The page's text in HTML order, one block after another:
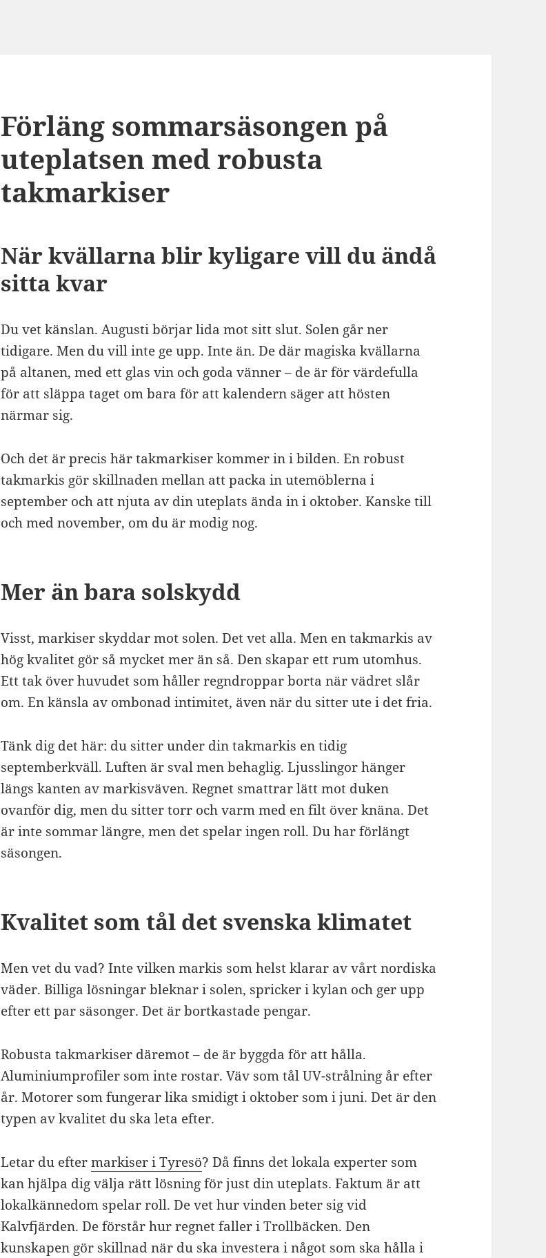
Förläng sommarsäsongen på
uteplatsen med robusta
takmarkiser
När kvällarna blir kyligare vill du ändå
sitta kvar
Du vet känslan. Augusti börjar lida mot sitt slut. Solen går ner
tidigare. Men du vill inte ge upp. Inte än. De där magiska kvällarna
på altanen, med ett glas vin och goda vänner – de är för värdefulla
för att släppa taget om bara för att kalendern säger att hösten
närmar sig.
Och det är precis här takmarkiser kommer in i bilden. En robust
takmarkis gör skillnaden mellan att packa in utemöblerna i
september och att njuta av din uteplats ända in i oktober. Kanske till
och med november, om du är modig nog.
Mer än bara solskydd
Visst, markiser skyddar mot solen. Det vet alla. Men en takmarkis av
hög kvalitet gör så mycket mer än så. Den skapar ett rum utomhus.
Ett tak över huvudet som håller regndroppar borta när vädret slår
om. En känsla av ombonad intimitet, även när du sitter ute i det fria.
Tänk dig det här: du sitter under din takmarkis en tidig
septemberkväll. Luften är sval men behaglig. Ljusslingor hänger
längs kanten av markisväven. Regnet smattrar lätt mot duken
ovanför dig, men du sitter torr och varm med en filt över knäna. Det
är inte sommar längre, men det spelar ingen roll. Du har förlängt
säsongen.
Kvalitet som tål det svenska klimatet
Men vet du vad? Inte vilken markis som helst klarar av vårt nordiska
väder. Billiga lösningar bleknar i solen, spricker i kylan och ger upp
efter ett par säsonger. Det är bortkastade pengar.
Robusta takmarkiser däremot – de är byggda för att hålla.
Aluminiumprofiler som inte rostar. Väv som tål UV-strålning år efter
år. Motorer som fungerar lika smidigt i oktober som i juni. Det är den
typen av kvalitet du ska leta efter.
Letar du eftermarkiser i Tyresö? Då finns det lokala experter som
kan hjälpa dig välja rätt lösning för just din uteplats. Faktum är att
lokalkännedom spelar roll. De vet hur vinden beter sig vid
Kalvfjärden. De förstår hur regnet faller i Trollbäcken. Den
kunskapen gör skillnad när du ska investera i något som ska hålla i